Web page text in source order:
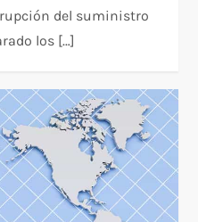
del suministro
los […]